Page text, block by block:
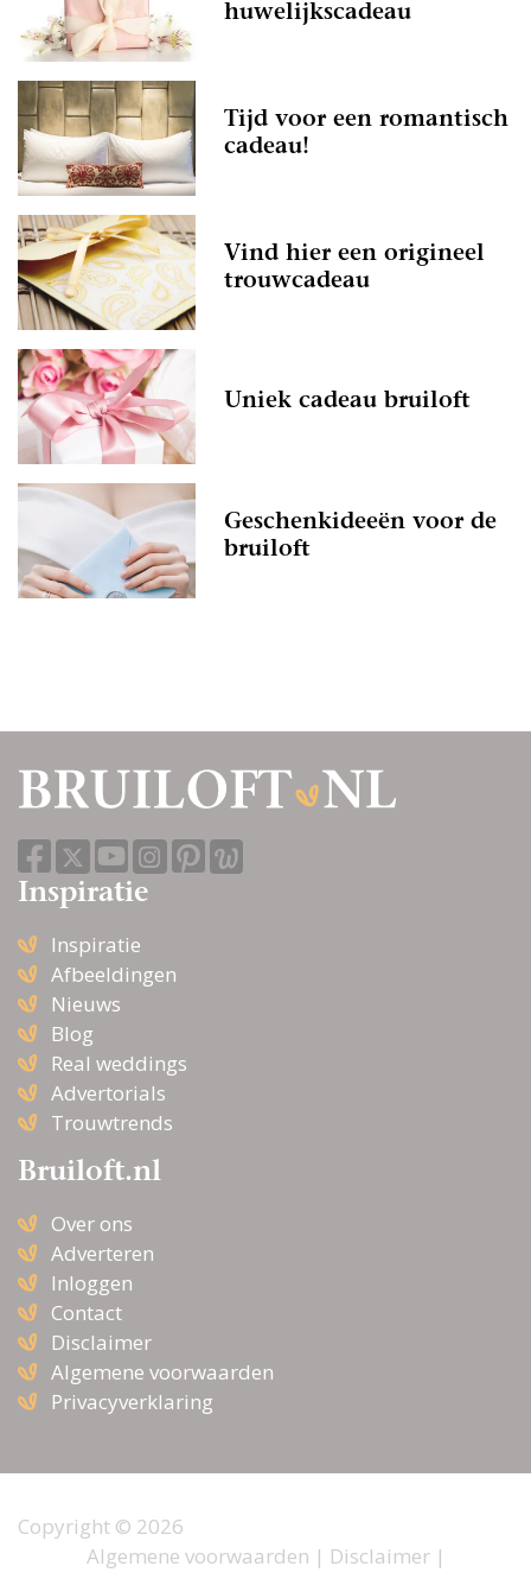
huwelijkscadeau
Tijd voor een romantisch
cadeau!
Vind hier een origineel
trouwcadeau
Uniek cadeau bruiloft
Geschenkideeën voor de
bruiloft
Inspiratie
Inspiratie
Afbeeldingen
Nieuws
Blog
Real weddings
Advertorials
Trouwtrends
Bruiloft.nl
Over ons
Adverteren
Inloggen
Contact
Disclaimer
Algemene voorwaarden
Privacyverklaring
Copyright © 2026
Algemene voorwaarden | Disclaimer|